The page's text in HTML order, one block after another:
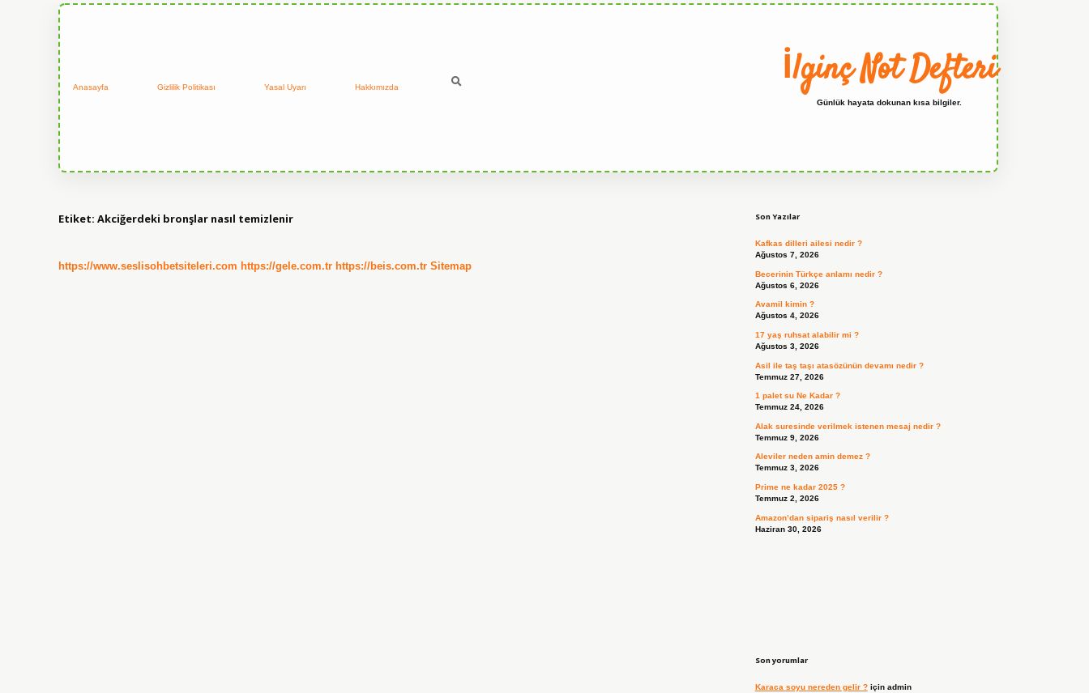
Anasayfa Gizlilik Politikası Yasal Uyarı Hakkımızda İlginç Not Defteri
Günlük hayata dokunan kısa bilgiler.
Etiket: Akciğerdeki bronşlar nasıl temizlenir
https://www.seslisohbetsiteleri.com https://gele.com.tr https://beis.com.tr Sitemap
Son Yazılar
Kafkas dilleri ailesi nedir ?
Ağustos 7, 2026
Becerinin Türkçe anlamı nedir ?
Ağustos 6, 2026
Avamil kimin ?
Ağustos 4, 2026
17 yaş ruhsat alabilir mi ?
Ağustos 3, 2026
Asil ile taş taşı atasözünün devamı nedir ?
Temmuz 27, 2026
1 palet su Ne Kadar ?
Temmuz 24, 2026
Alak suresinde verilmek istenen mesaj nedir ?
Temmuz 9, 2026
Aleviler neden amin demez ?
Temmuz 3, 2026
Prime ne kadar 2025 ?
Temmuz 2, 2026
Amazon’dan sipariş nasıl verilir ?
Haziran 30, 2026
Son yorumlar
Karaca soyu nereden gelir ?için admin